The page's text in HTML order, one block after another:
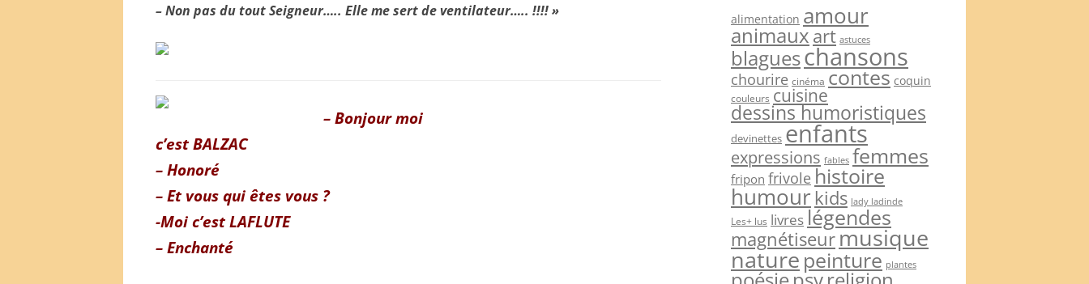
– Non pas du tout Seigneur….. Elle me sert de ventilateur….. !!!! »
– Bonjour moi
c’est BALZAC
– Honoré
– Et vous qui êtes vous ?
-Moi c’est LAFLUTE
– Enchanté
alimentation amour
animauxart astuces
blagueschansons
chourire cinéma contes coquin
couleurs cuisine
dessins humoristiques
devinettes enfants
expressions fables femmes
fripon frivole histoire
humour kids lady ladinde
Les+ lus livreslégendes
magnétiseurmusique
naturepeinture plantes